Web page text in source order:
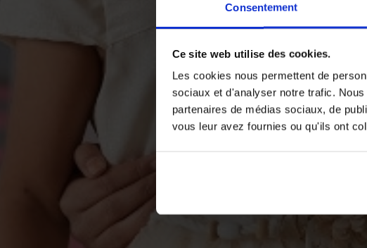
Consentement
Ce site web utilise des cookies.
Les cookies nous permettent de
sociaux et d'analyser notre trafic.
partenaires de médias sociaux, de
vous leur avez fournies ou qu'ils ont